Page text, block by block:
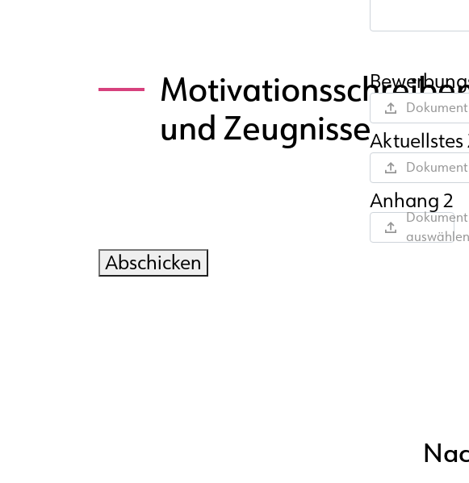
und Zeugnisse
Anhang 2
Dokument
auswählen
Abschicken